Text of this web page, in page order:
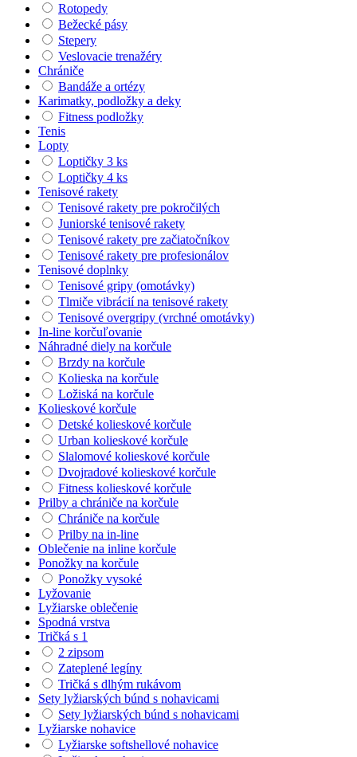
Rotopedy
Bežecké pásy
Stepery
Veslovacie trenažéry
Chrániče
Bandáže a ortézy
Karimatky, podložky a deky
Fitness podložky
Tenis
Lopty
Loptičky 3 ks
Loptičky 4 ks
Tenisové rakety
Tenisové rakety pre pokročilých
Juniorské tenisové rakety
Tenisové rakety pre začiatočníkov
Tenisové rakety pre profesionálov
Tenisové doplnky
Tenisové gripy (omotávky)
Tlmiče vibrácií na tenisové rakety
Tenisové overgripy (vrchné omotávky)
In-line korčuľovanie
Náhradné diely na korčule
Brzdy na korčule
Kolieska na korčule
Ložiská na korčule
Kolieskové korčule
Detské kolieskové korčule
Urban kolieskové korčule
Slalomové kolieskové korčule
Dvojradové kolieskové korčule
Fitness kolieskové korčule
Prilby a chrániče na korčule
Chrániče na korčule
Prilby na in-line
Oblečenie na inline korčule
Ponožky na korčule
Ponožky vysoké
Lyžovanie
Lyžiarske oblečenie
Spodná vrstva
Tričká s 1
2 zipsom
Zateplené legíny
Tričká s dlhým rukávom
Sety lyžiarských búnd s nohavicami
Sety lyžiarských búnd s nohavicami
Lyžiarske nohavice
Lyžiarske softshellové nohavice